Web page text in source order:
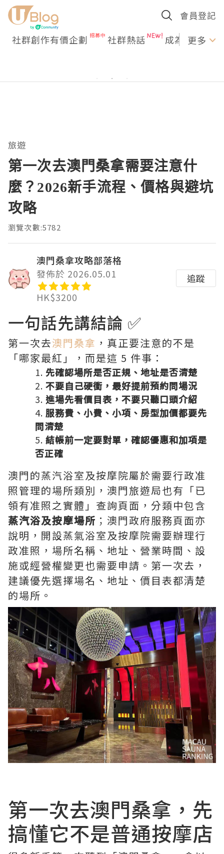
會員登記
社群創作有價企劃 社群熱話 成為U更多
旅遊
第一次去澳門桑拿需要注意什
麼？2026新手流程、價格與避坑
攻略
瀏覽次數:5782
澳門桑拿攻略部落格
發佈於 2026.05.01
HK$3200
追蹤
一句話先講結論 ✅
第一次去澳門桑拿 ，真正要注意的不是
「哪家最紅」，而是這 5 件事：
先確認場所是否正規、地址是否清楚
不要自己硬衝，最好提前預約問場況
進場先看價目表，不要只聽口頭介紹
服務費、小費、小項、房型加價都要先
問清楚
結帳前一定要對單，確認優惠和加項是
否正確
澳門的蒸汽浴室及按摩院屬於需要行政准
照管理的場所類別，澳門旅遊局也有「已
領有准照之實體」查詢頁面，分類中包含
蒸汽浴及按摩場所 ；澳門政府服務頁面亦
說明，開設蒸氣浴室及按摩院需要辦理行
政准照，場所名稱、地址、營業時間、設
施或經營權變更也需要申請。第一次去，
建議優先選擇場名、地址、價目表都清楚
的場所。
第一次去澳門桑拿，先
搞懂它不是普通按摩店